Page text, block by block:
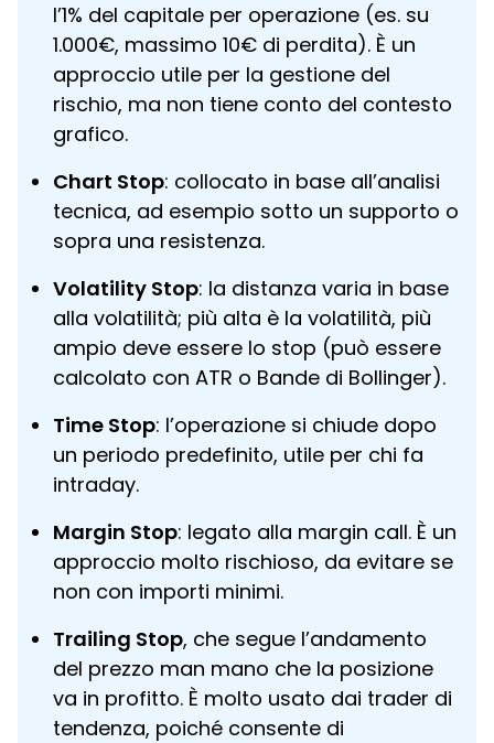
l’1% del capitale per operazione (es. su
1.000€, massimo 10€ di perdita). È un
approccio utile per la gestione del
rischio, ma non tiene conto del contesto
grafico.
Chart Stop: collocato in base all’analisi
tecnica, ad esempio sotto un supporto o
sopra una resistenza.
Volatility Stop: la distanza varia in base
alla volatilità; più alta è la volatilità, più
ampio deve essere lo stop (può essere
calcolato con ATR o Bande di Bollinger).
Time Stop: l’operazione si chiude dopo
un periodo predefinito, utile per chi fa
intraday.
Margin Stop: legato alla margin call. È un
approccio molto rischioso, da evitare se
non con importi minimi.
Trailing Stop, che segue l’andamento
del prezzo man mano che la posizione
va in profitto. È molto usato dai trader di
tendenza, poiché consente di